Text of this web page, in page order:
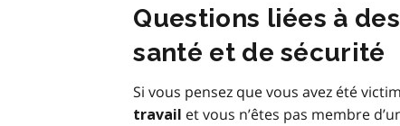
Questions liées à
santé et de sécurité
Si vous pensez que vous avez été
travail et vous n’êtes pas membre